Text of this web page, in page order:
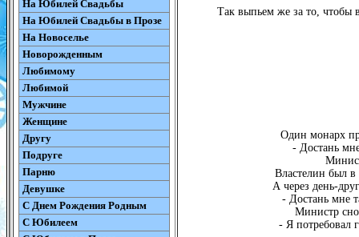
На Юбилей Свадьбы
На Юбилей Свадьбы в Прозе
На Новоселье
Новорожденным
Любимому
Любимой
Мужчине
Женщине
Другу
Подруге
Парню
Девушке
С Днем Рождения Родным
С Юбилеем
Так выпьем же за то, чтобы
Один монарх
- Достань
Властелин был в
А через день-
- Достань мне
Министр
- Я потребовал